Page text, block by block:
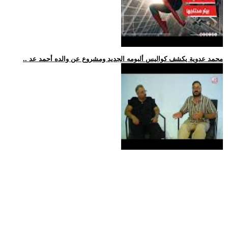
.. محمد عدوية يكشف كواليس ألبومه الجديد ومشروع عن والده أحمد عد